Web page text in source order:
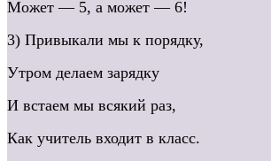
Может — 5, а может — 6!
3) Привыкали мы к порядку,
Утром делаем зарядку
И встаем мы всякий раз,
Как учитель входит в класс.